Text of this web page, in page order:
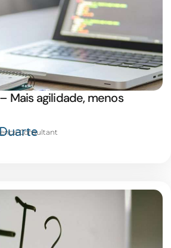
Mais agilidade, menos
Consultant